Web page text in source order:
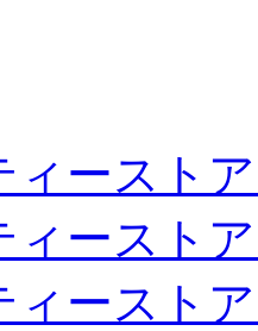
ィースト
ィースト
ィースト